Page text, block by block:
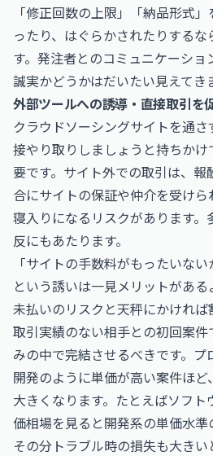
「修正回数の上限」「納品形式
ったり、はぐらかされたりする
す。発注者とのコミュニケーシ
誠実かどうかはだいたい見えてき
外部ツールへの誘導・直接取引を
クラウドソーシングサイトを通
接やり取りしましょうと持ちか
要です。サイト外での取引は、
合にサイトの保証や仲介を受け
寝入りになるリスクがあります
反にもあたります。
「サイトの手数料がもったいな
という誘いは一見メリットがあ
未払いのリスクと天秤にかけれ
取引実績のない相手との初回案
みの中で完結させるべきです。
開発のように単価が高い案件ほ
大きくなります。たとえばソフト
価相場を見ると開発系の単価水準
その分トラブル時の損失も大きい